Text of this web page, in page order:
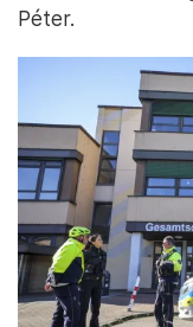
Péter.